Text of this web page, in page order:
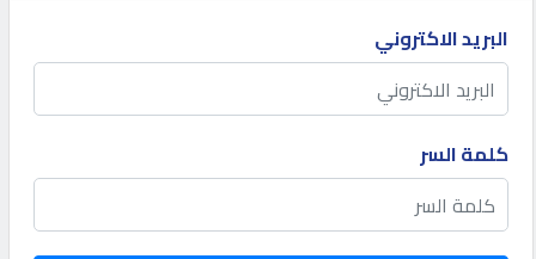
كيو
كارز
كيو
ماركت
البريد الاكتروني
كلمة السر